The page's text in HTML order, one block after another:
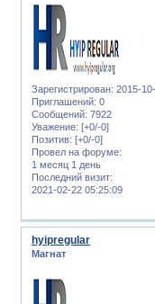
Зарегистрирован: 2015-
Приглашений: 0
Сообщений: 7922
Уважение: [+0/-0]
Позитив: [+0/-0]
Провел на форуме:
1 месяц 1 день
Последний визит:
2021-02-22 05:25:09
hyipregular
Магнат